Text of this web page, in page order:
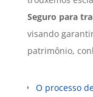
Seguro para
visando
patrimônio,
O processo